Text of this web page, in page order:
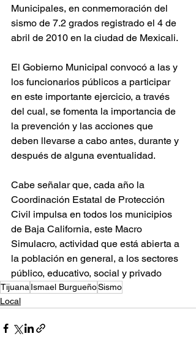
Municipales, en conmemoración del
sismo de 7.2 grados registrado el 4 de
abril de 2010 en la ciudad de Mexicali.
El Gobierno Municipal convocó a las y
los funcionarios públicos a participar
en este importante ejercicio, a través
del cual, se fomenta la importancia de
la prevención y las acciones que
deben llevarse a cabo antes, durante y
después de alguna eventualidad.
Cabe señalar que, cada año la
Coordinación Estatal de Protección
Civil impulsa en todos los municipios
de Baja California, este Macro
Simulacro, actividad que está abierta a
la población en general, a los sectores
público, educativo, social y privado
Tijuana Ismael BurgueñoSismo
Local